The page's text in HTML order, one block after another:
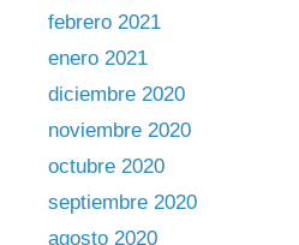
febrero 2021
enero 2021
diciembre 2020
noviembre 2020
octubre 2020
septiembre 2020
agosto 2020